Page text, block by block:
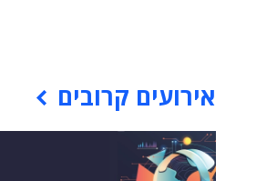
אירועים קרובים